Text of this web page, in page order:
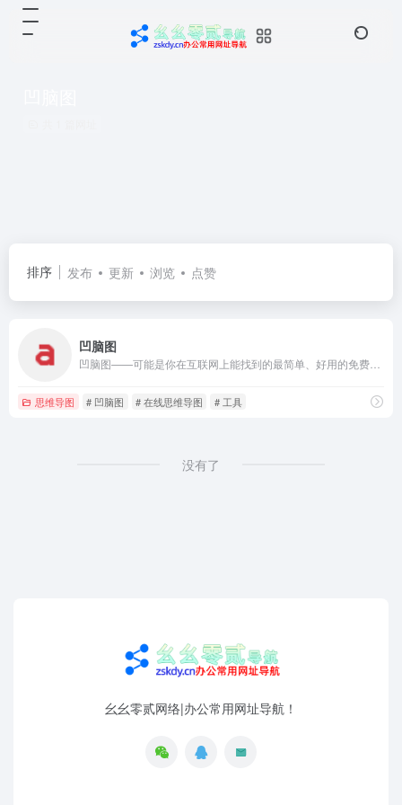
排序 发布 更新 浏览 点赞
凹脑图
思维导图 # 凹脑图 # 在线思维导图 # 工具
没有了
幺幺零贰网络|办公常用网址导航！